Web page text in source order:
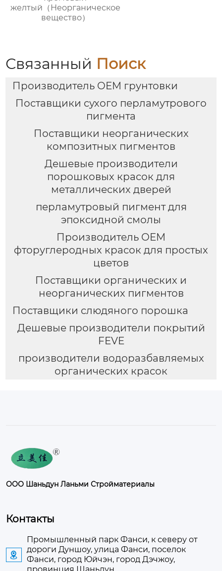
желтый（Неорганическое
вещество）
Связанный Поиск
Производитель OEM грунтовки
Поставщики сухого перламутрового
пигмента
Поставщики неорганических
композитных пигментов
Дешевые производители
порошковых красок для
металлических дверей
перламутровый пигмент для
эпоксидной смолы
Производитель OEM
фторуглеродных красок для простых
цветов
Поставщики органических и
неорганических пигментов
Поставщики слюдяного порошка
Дешевые производители покрытий
FEVE
производители водоразбавляемых
органических красок
ООО Шаньдун Ланьми Стройматериалы
Контакты

Промышленный парк Фанси, к северу от
дороги Дуншоу, улица Фанси, поселок
Фанси, город Юйчэн, город Дэчжоу,